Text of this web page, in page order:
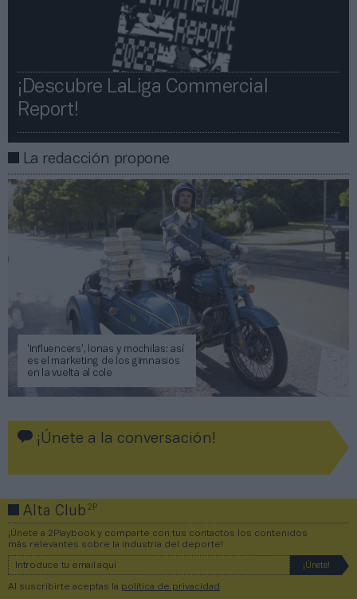
¡Descubre LaLiga Commercial
Report!​​
La redacción propone
‘Influencers’, lonas y mochilas: así
es el marketing de los gimnasios
en la vuelta al cole
¡Únete a la conversación!
Alta Club2P
¡Únete a 2Playbook y comparte con tus contactos los contenidos
más relevantes sobre la industria del deporte!
Al suscribirte aceptas la política de privacidad